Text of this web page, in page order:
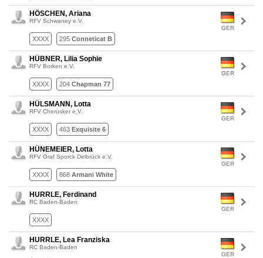
GER
HÖSCHEN, Ariana
RFV Schwaney e.V.
XXXX 295 Conneticat B
GER
HÜBNER, Lilia Sophie
RFV Borken e.V.
XXXX 204 Chapman 77
GER
HÜLSMANN, Lotta
RFV Cherusker e.V.
XXXX 463 Exquisite 6
GER
HÜNEMEIER, Lotta
RFV Graf Sporck Delbrück e.V.
XXXX 868 Armani White
GER
HURRLE, Ferdinand
RC Baden-Baden
XXXX
GER
HURRLE, Lea Franziska
RC Baden-Baden